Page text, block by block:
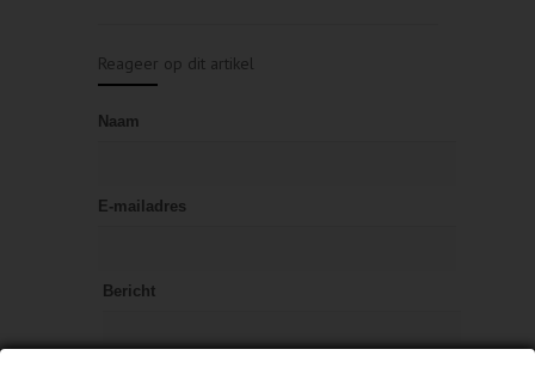
Reageer op dit artikel
Naam
E-mailadres
Bericht